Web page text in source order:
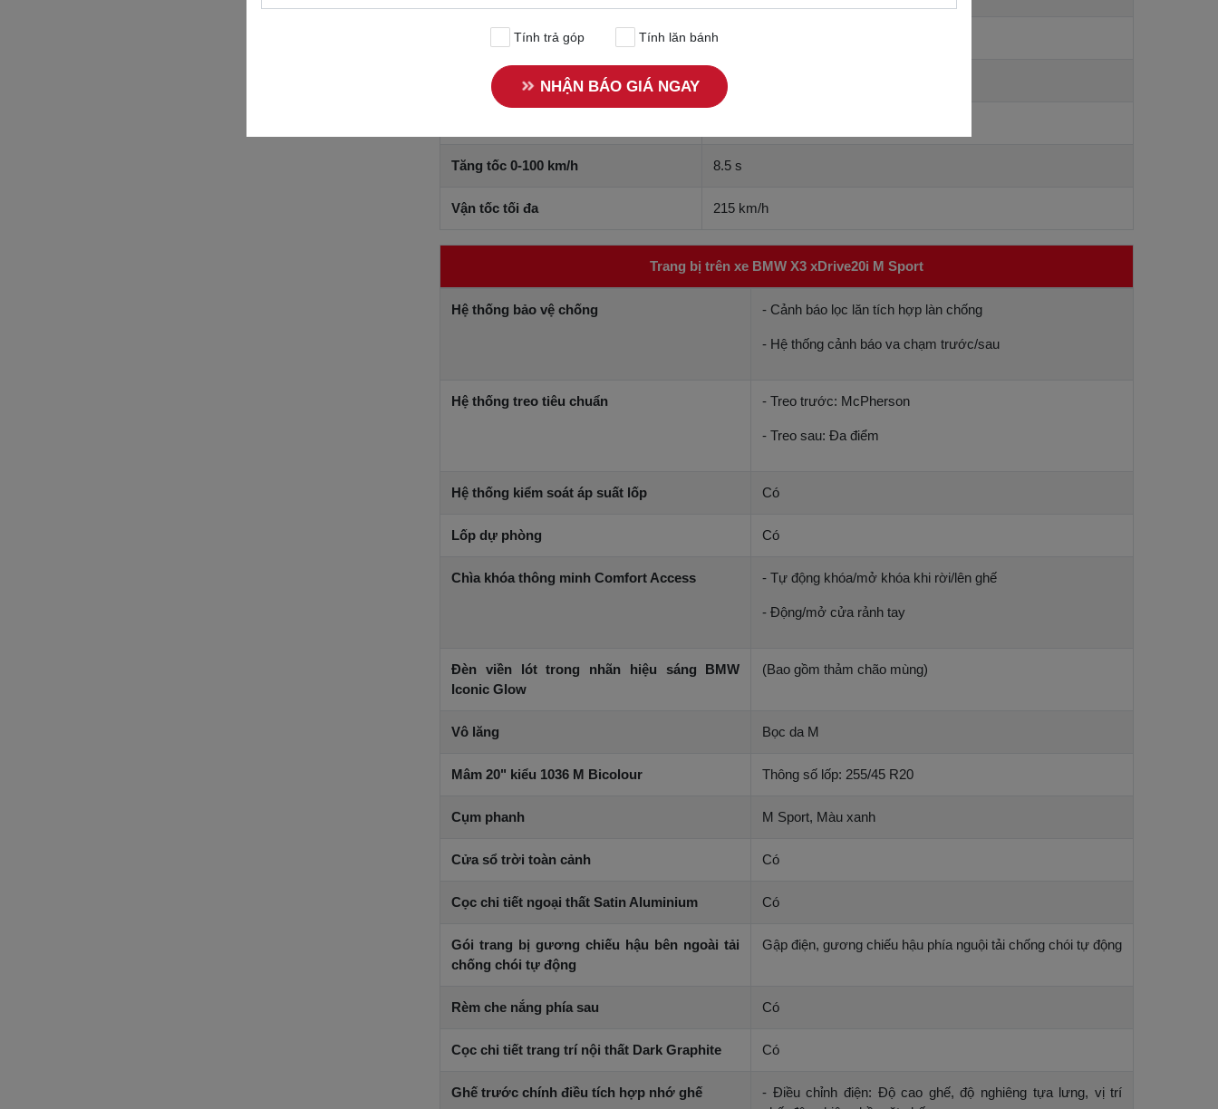
Mô men xoắn cực đại 310 Nm @ 1,500 - 4,000 rpm
Hộp số Hộp số Steptronic 8 cấp, có lẫy chuyển số
Tăng tốc 0-100 km/h 8.5 s
Vận tốc tối đa 215 km/h
Trang bị trên xe BMW X3 xDrive20i M Sport
Hệ thống bảo vệ chống - Cảnh báo lọc lăn tích hợp làn chống
- Hệ thống cảnh báo va chạm trước/sau
Hệ thống treo tiêu chuẩn - Treo trước: McPherson
- Treo sau: Đa điểm
Hệ thống kiểm soát áp suất lốp Có
Lốp dự phòng Có
Chìa khóa thông minh Comfort Access - Tự động khóa/mở khóa khi rời/lên ghế
- Động/mở cửa rảnh tay
Đèn viền lót trong nhãn hiệu sáng BMW
Iconic Glow
(Bao gồm thảm chão mùng)
Vô lăng Bọc da M
Mâm 20" kiểu 1036 M Bicolour Thông số lốp: 255/45 R20
Cụm phanh M Sport, Màu xanh
Cửa sổ trời toàn cảnh Có
Cọc chi tiết ngoại thất Satin Aluminium Có
Gói trang bị gương chiếu hậu bên ngoài tải
chống chói tự động
Gập điện, gương chiếu hậu phía nguội tải chống chói tự động
Rèm che nắng phía sau Có
Cọc chi tiết trang trí nội thất Dark Graphite Có
Ghế trước chính điều tích hợp nhớ ghế
- Điều chỉnh điện: Độ cao ghế, độ nghiêng tựa lưng, vị trí
Tính trả góp Tính lăn bánh
NHẬN BÁO GIÁ NGAY